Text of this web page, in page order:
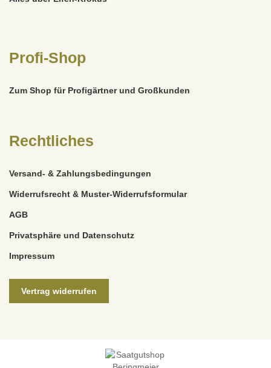
Profi-Shop
Zum Shop für Profigärtner und Großkunden
Rechtliches
Versand- & Zahlungsbedingungen
Widerrufsrecht & Muster-Widerrufsformular
AGB
Privatsphäre und Datenschutz
Impressum
Vertrag widerrufen